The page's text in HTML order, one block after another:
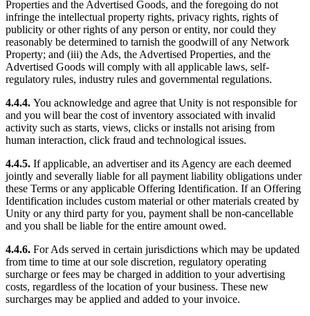
Properties and the Advertised Goods, and the foregoing do not
infringe the intellectual property rights, privacy rights, rights of
publicity or other rights of any person or entity, nor could they
reasonably be determined to tarnish the goodwill of any Network
Property; and (iii) the Ads, the Advertised Properties, and the
Advertised Goods will comply with all applicable laws, self-
regulatory rules, industry rules and governmental regulations.
4.4.4. You acknowledge and agree that Unity is not responsible for
and you will bear the cost of inventory associated with invalid
activity such as starts, views, clicks or installs not arising from
human interaction, click fraud and technological issues.
4.4.5. If applicable, an advertiser and its Agency are each deemed
jointly and severally liable for all payment liability obligations under
these Terms or any applicable Offering Identification. If an Offering
Identification includes custom material or other materials created by
Unity or any third party for you, payment shall be non-cancellable
and you shall be liable for the entire amount owed.
4.4.6. For Ads served in certain jurisdictions which may be updated
from time to time at our sole discretion, regulatory operating
surcharge or fees may be charged in addition to your advertising
costs, regardless of the location of your business. These new
surcharges may be applied and added to your invoice.